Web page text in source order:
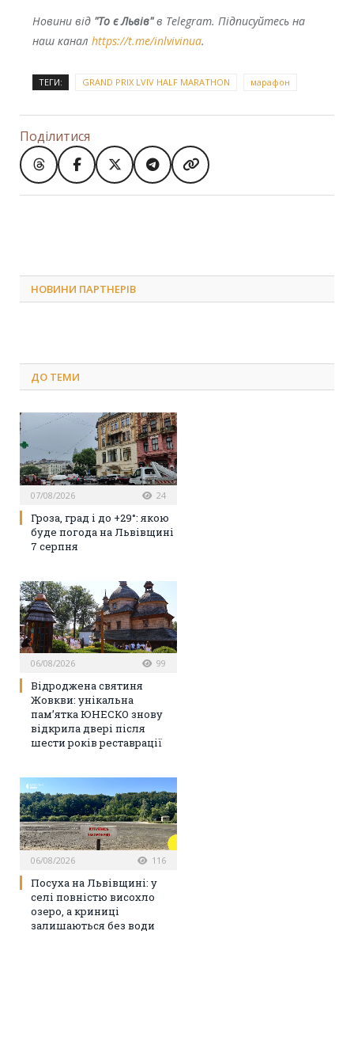
Новини від "То є Львів"в Telegram. Підписуйтесь на
наш канал https://t.me/inlvivinua.
ТЕГИ: GRAND PRIX LVIV HALF MARATHON марафон
Поділитися
НОВИНИ ПАРТНЕРІВ
ДО ТЕМИ
07/08/2026 24
Гроза, град і до +29°: якою
буде погода на Львівщині
7 серпня
06/08/2026 99
Відроджена святиня
Жовкви: унікальна
пам’ятка ЮНЕСКО знову
відкрила двері після
шести років реставрації
06/08/2026 116
Посуха на Львівщині: у
селі повністю висохло
озеро, а криниці
залишаються без води